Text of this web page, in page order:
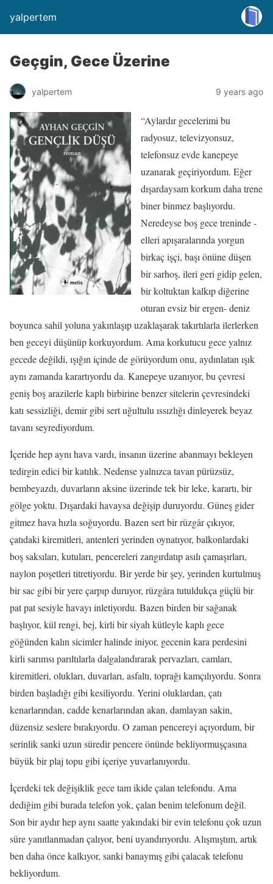
yalpertem
Geçgin, Gece Üzerine
yalpertem 9 years ago
“Aylardır gecelerimi bu
radyosuz, televizyonsuz,
telefonsuz evde kanepeye
uzanarak geçiriyordum. Eğer
dışardaysam korkum daha trene
biner binmez başlıyordu.
Neredeyse boş gece treninde -
elleri apışaralarında yorgun
birkaç işçi, başı önüne düşen
bir sarhoş, ileri geri gidip gelen,
bir koltuktan kalkıp diğerine
oturan evsiz bir ergen- deniz
boyunca sahil yoluna yakınlaşıp uzaklaşarak takırtılarla ilerlerken
ben geceyi düşünüp korkuyordum. Ama korkutucu gece yalnız
gecede değildi, ışığın içinde de görüyordum onu, aydınlatan ışık
aynı zamanda karartıyordu da. Kanepeye uzanıyor, bu çevresi
geniş boş arazilerle kaplı birbirine benzer sitelerin çevresindeki
katı sessizliği, demir gibi sert uğultulu ıssızlığı dinleyerek beyaz
tavanı seyrediyordum.
İçeride hep aynı hava vardı, insanın üzerine abanmayı bekleyen
tedirgin edici bir katılık. Nedense yalnızca tavan pürüzsüz,
bembeyazdı, duvarların aksine üzerinde tek bir leke, karartı, bir
gölge yoktu. Dışardaki havaysa değişip duruyordu. Güneş gider
gitmez hava hızla soğuyordu. Bazen sert bir rüzgâr çıkıyor,
çatıdaki kiremitleri, antenleri yerinden oynatıyor, balkonlardaki
boş saksıları, kutuları, pencereleri zangırdatıp asılı çamaşırları,
naylon poşetleri titretiyordu. Bir yerde bir şey, yerinden kurtulmuş
bir sac gibi bir yere çarpıp duruyor, rüzgâra tutuldukça güçlü bir
pat pat sesiyle havayı inletiyordu. Bazen birden bir sağanak
başlıyor, kül rengi, bej, kirli bir siyah kütleyle kaplı gece
göğünden kalın sicimler halinde iniyor, gecenin kara perdesini
kirli sarımsı parıltılarla dalgalandırarak pervazları, camları,
kiremitleri, olukları, duvarları, asfaltı, toprağı kamçılıyordu. Sonra
birden başladığı gibi kesiliyordu. Yerini oluklardan, çatı
kenarlarından, cadde kenarlarından akan, damlayan sakin,
düzensiz seslere bırakıyordu. O zaman pencereyi açıyordum, bir
serinlik sanki uzun süredir pencere önünde bekliyormuşçasına
büyük bir plaj topu gibi içeriye yuvarlanıyordu.
İçerdeki tek değişiklik gece tam ikide çalan telefondu. Ama
dediğim gibi burada telefon yok, çalan benim telefonum değil.
Son bir aydır hep aynı saatte yakındaki bir evin telefonu çok uzun
süre yanıtlanmadan çalıyor, beni uyandırıyordu. Alışmıştım, artık
ben daha önce kalkıyor, sanki banaymış gibi çalacak telefonu
bekliyordum.